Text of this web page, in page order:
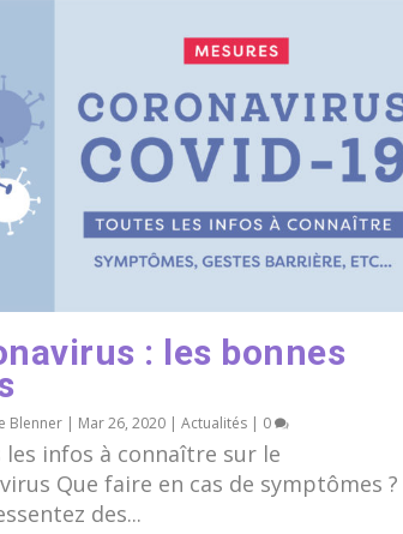
: les bonnes
Blenner | Mar 26, 2020 |Actualités | 0
les infos à connaître sur le
Que faire en cas de symptômes ?
des...